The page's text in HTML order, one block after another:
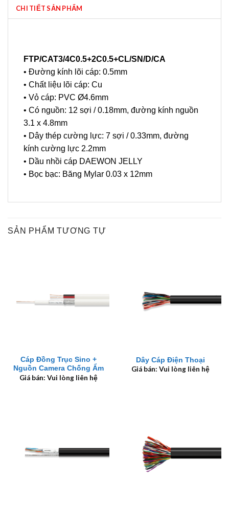
CHI TIẾT SẢN PHẨM
FTP/CAT3/4C0.5+2C0.5+CL/SN/D/CA
• Đường kính lõi cáp: 0.5mm
• Chất liệu lõi cáp: Cu
• Vỏ cáp: PVC Ø4.6mm
• Có nguồn: 12 sợi / 0.18mm, đường kính nguồn
3.1 x 4.8mm
• Dây thép cường lực: 7 sợi / 0.33mm, đường
kính cường lực 2.2mm
• Dầu nhồi cáp DAEWON JELLY
• Bọc bạc: Băng Mylar 0.03 x 12mm
SẢN PHẨM TƯƠNG TỰ
Cáp Đồng Trục Sino +
Nguồn Camera Chống Ẩm
Giá bán: Vui lòng liên hệ
Dây Cáp Điện Thoại
Giá bán: Vui lòng liên hệ